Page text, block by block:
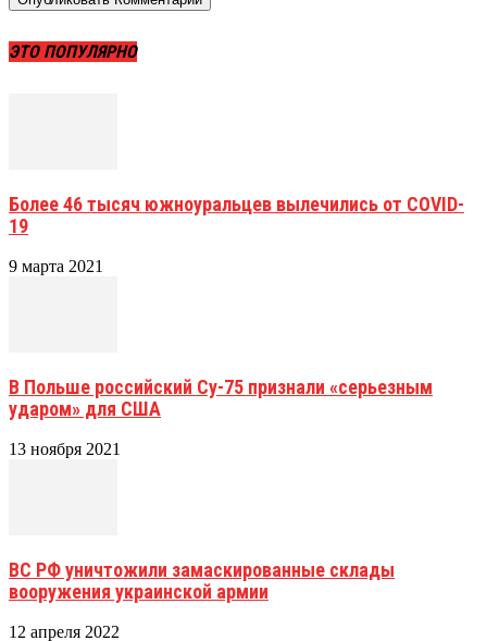
ЭТО ПОПУЛЯРНО
Более 46 тысяч южноуральцев вылечились от COVID-
19
9 марта 2021
В Польше российский Су-75 признали «серьезным
ударом» для США
13 ноября 2021
ВС РФ уничтожили замаскированные склады
вооружения украинской армии
12 апреля 2022